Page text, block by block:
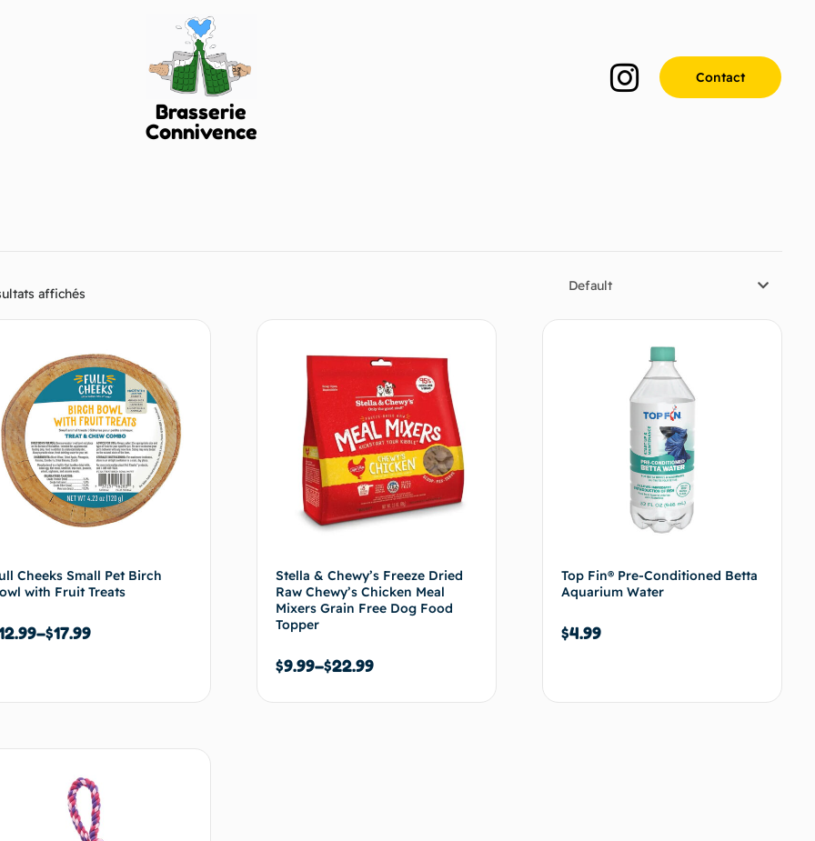
Brasserie
Connivence
Contact
affichés Default
Cheeks Small Pet Birch
with Fruit Treats
–$17.99
Stella & Chewy’s Freeze Dried
Raw Chewy’s Chicken Meal
Mixers Grain Free Dog Food
Topper
$9.99–$22.99
Top Fin® Pre-Conditioned Betta
Aquarium Water
$4.99